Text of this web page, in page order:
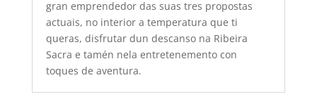
gran emprendedor das suas tres propostas
actuais, no interior a temperatura que ti
queras, disfrutar dun descanso na Ribeira
Sacra e tamén nela entretenemento con
toques de aventura.